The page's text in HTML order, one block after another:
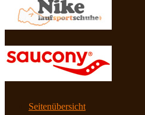
Seitenübersicht